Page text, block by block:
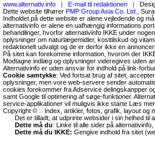
www.alternativ.info | E-mail til redaktionen |
Dette website tilhører PMP Group Asia Co. Ltd.
,
Indholdet på dette website er alene vejledende og
alternativinfo er alene en uafhængig informations
behandlinger, hvorfor alternativinfo IKKE under
oplysninger om naturlægemidler, kosttilskud og
redaktionelt udvalgt og de er derfor ikke en
På sitet kan forekomme information, hvorom der
Modtagne indlæg og oplysninger videregives uden
Alternativinfo er uden ansvar for indhold på link-
Cookie samtykke: Ved fortsat brug af sitet,
oplysninger, men vore web-servere sender
cookies forekommer fra Adservice delingskanpper
samt Google til optimering af søge-funktioner.
service-applikationer vil muligvis ikke starte Læs
Copyright © : Index, artikler, fotos, grafik, layout og
Det er tilladt, at udprinte websider i sin helhed til
Dette må du: Linke til alle sider på
Dette må du IKKE: Gengive indhold fra sitet